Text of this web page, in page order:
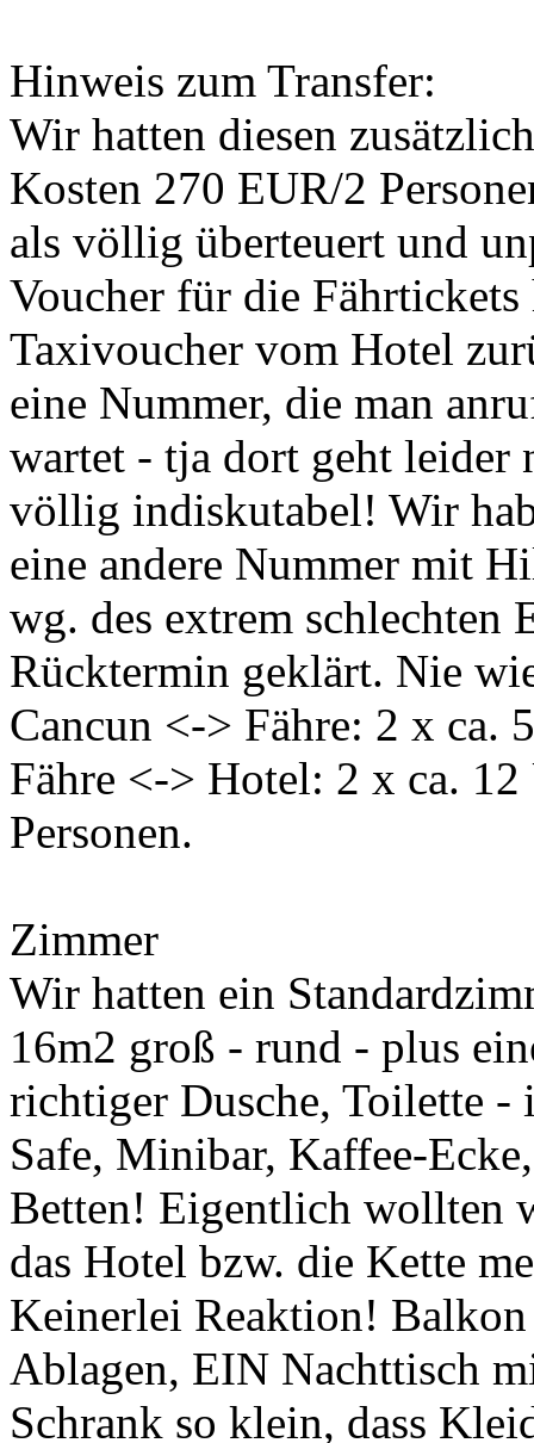
Hinweis zum Transfer:
Wir hatten diesen
Kosten 270 EUR/2
als völlig überteuert und
Voucher für die
Taxivoucher vom Hotel
eine Nummer, die man
wartet - tja dort geht leider
völlig indiskutabel! Wir
eine andere Nummer mit
wg. des extrem schlechten
Rücktermin geklärt. Nie
Cancun <-> Fähre: 2 x ca.
Fähre <-> Hotel: 2 x ca.
Personen.
Zimmer
Wir hatten ein
16m2 groß - rund - plus
richtiger Dusche, Toilette -
Safe, Minibar, Kaffee-
Betten! Eigentlich wollten
das Hotel bzw. die Kette
Keinerlei Reaktion!
Ablagen, EIN Nachttisch
Schrank so klein, dass